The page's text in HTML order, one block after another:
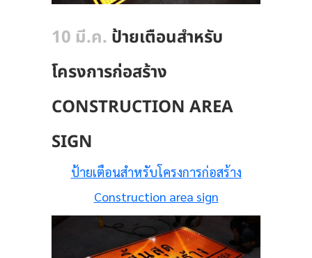
10 มี.ค. ป้ายเตือนสำหรับ
โครงการก่อสร้าง
CONSTRUCTION AREA
SIGN
ป้ายเตือนสำหรับโครงการก่อสร้าง
Construction area sign